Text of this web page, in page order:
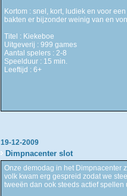
Kortom : snel, kort, ludiek en voor
bakten er bijzonder weinig van en
Titel : Kiekeboe
Uitgeverij : 999 games
Aantal spelers : 2-8
Speelduur : 15 min.
Leeftijd : 6+
19-12-2009
Dimpnacenter slot
Onze demodag in het Dimpnacenter
volk kwam erg gespreid zodat we
tweeën dan ook steeds actief